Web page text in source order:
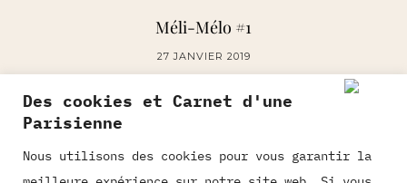
Des cookies et Carnet d'une
Parisienne
Nous utilisons des cookies pour vous garantir la
Méli-Mélo #1
27 JANVIER 2019